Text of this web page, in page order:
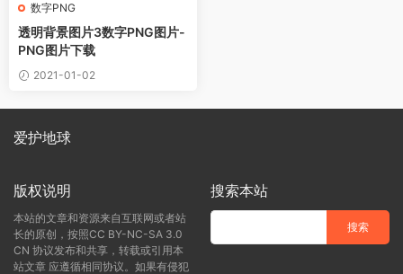
数字PNG
透明背景图片3数字PNG图片-
PNG图片下载
2021-01-02
爱护地球
版权说明
本站的文章和资源来自互联网或者站
长的原创，按照CC BY-NC-SA 3.0
CN 协议发布和共享，转载或引用本
站文章 应遵循相同协议。如果有侵犯
搜索本站